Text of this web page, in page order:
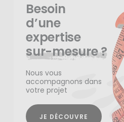
Besoin
d’une
expertise
sur-mesure ?
Nous vous
accompagnons dans
votre projet
JE DÉCOUVRE